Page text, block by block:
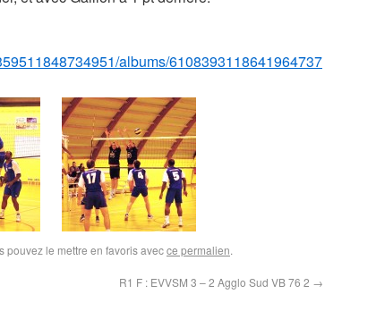
albums/6108393118641964737
pouvez le mettre en favoris avecce permalien.
R1 F : EVVSM 3 – 2 Agglo Sud VB 76 2 →